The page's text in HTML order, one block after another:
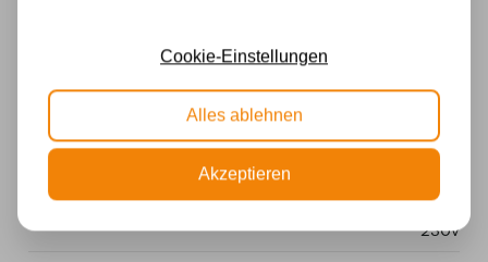
Material
Glas
Stromversorgung
230v
Cookie-Einstellungen
Alles ablehnen
Akzeptieren